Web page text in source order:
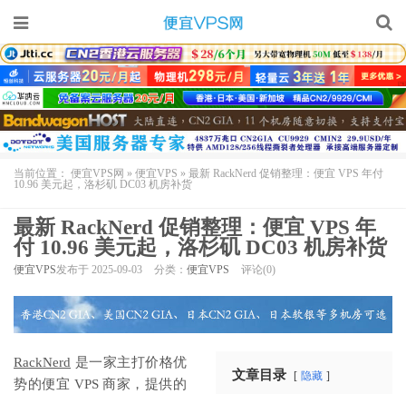
当前位置： 便宜VPS网 » 便宜VPS » 最新 RackNerd 促销整理：便宜 VPS 年付
10.96 美元起，洛杉矶 DC03 机房补货
最新 RackNerd 促销整理：便宜 VPS 年
付 10.96 美元起，洛杉矶 DC03 机房补货
便宜VPS发布于 2025-09-03 分类： 便宜VPS 评论(0)
文章目录 隐藏
RackNerd 是一家主打价格优
势的便宜 VPS 商家，提供的